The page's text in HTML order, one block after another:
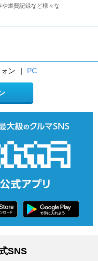
燃費記録など様々な
ン | PC
SNS